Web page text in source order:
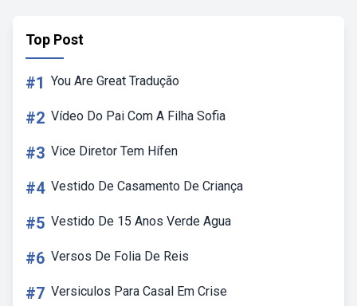
Top Post
#1 You Are Great Tradução
#2 Vídeo Do Pai Com A Filha Sofia
#3 Vice Diretor Tem Hífen
#4 Vestido De Casamento De Criança
#5 Vestido De 15 Anos Verde Agua
#6 Versos De Folia De Reis
#7 Versiculos Para Casal Em Crise